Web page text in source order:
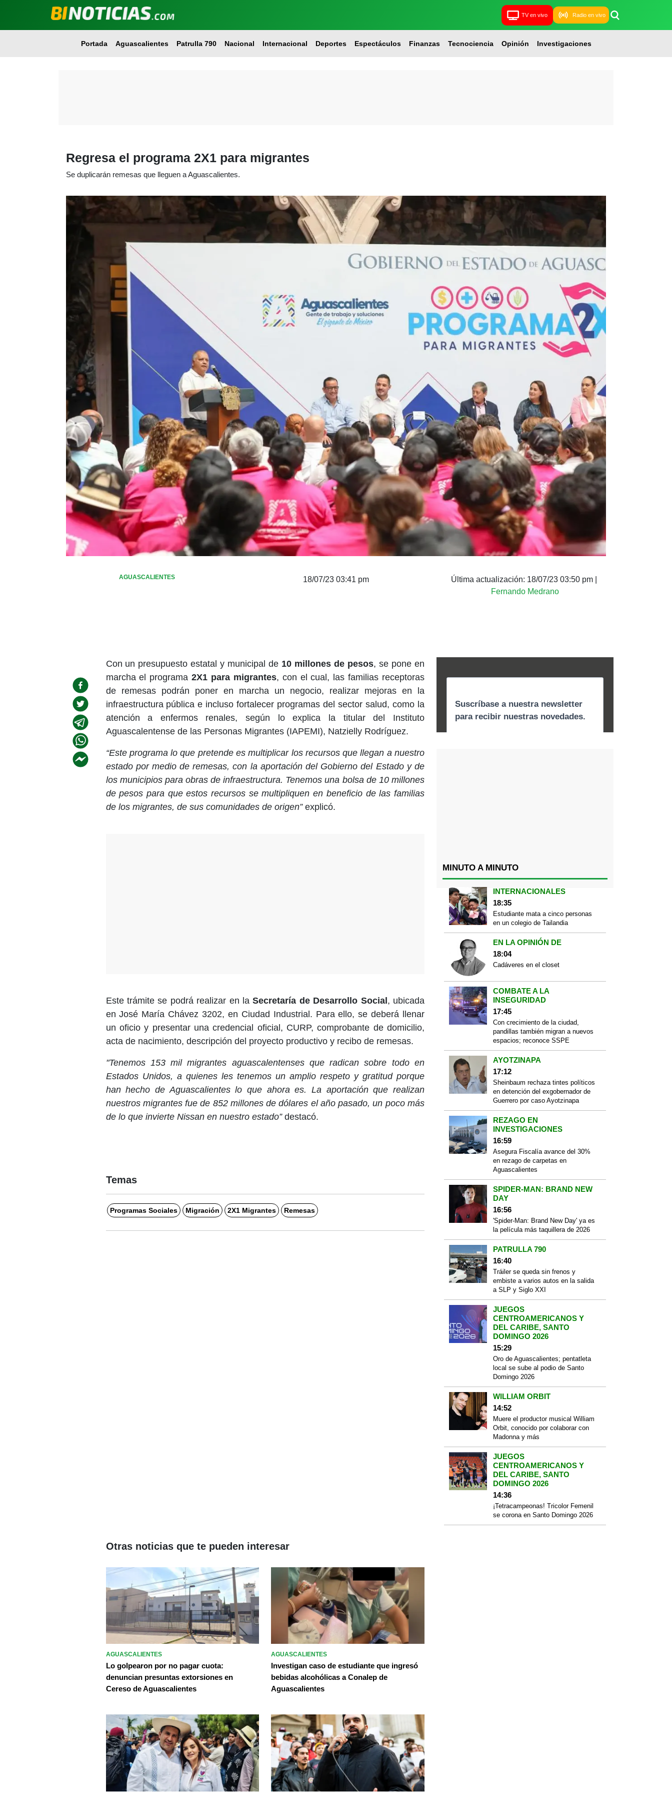
TV en vivo Radio en vivo
Portada Aguascalientes Patrulla 790 Nacional Internacional Deportes Espectáculos Finanzas Tecnociencia Opinión Investigaciones
Regresa el programa 2X1 para migrantes
Se duplicarán remesas que lleguen a Aguascalientes.
AGUASCALIENTES 18/07/23 03:41 pm Última actualización: 18/07/23 03:50 pm
Fernando Medrano
Con un presupuesto estatal y municipal de 10 millones de pesos, se pone en
marcha el programa2X1 para migrantes, con el cual, las familias receptoras
de remesas podrán poner en marcha un negocio, realizar mejoras en la
infraestructura pública e incluso fortalecer programas del sector salud, como la
atención a enfermos renales, según lo explica la titular del Instituto
Aguascalentense de las Personas Migrantes (IAPEMI), Natzielly Rodríguez.
“Este programa lo que pretende es multiplicar los recursos que llegan a nuestro
estado por medio de remesas, con la aportación del Gobierno del Estado y de
los municipios para obras de infraestructura. Tenemos una bolsa de 10 millones
de pesos para que estos recursos se multipliquen en beneficio de las familias
de los migrantes, de sus comunidades de origen”explicó.
Este trámite se podrá realizar en laSecretaría de Desarrollo Social , ubicada
en José María Chávez 3202, en Ciudad Industrial. Para ello, se deberá llenar
un oficio y presentar una credencial oficial, CURP, comprobante de domicilio,
acta de nacimiento, descripción del proyecto productivo y recibo de remesas.
"Tenemos 153 mil migrantes aguascalentenses que radican sobre todo en
Estados Unidos, a quienes les tenemos un amplio respeto y gratitud porque
han hecho de Aguascalientes lo que ahora es. La aportación que realizan
nuestros migrantes fue de 852 millones de dólares el año pasado, un poco más
de lo que invierte Nissan en nuestro estado”destacó.
Temas
Programas Sociales Migración 2X1 Migrantes Remesas
MINUTO A MINUTO
INTERNACIONALES
18:35
Estudiante mata a cinco personas
en un colegio de Tailandia
EN LA OPINIÓN DE
18:04
Cadáveres en el closet
COMBATE A LA
INSEGURIDAD
17:45
Con crecimiento de la ciudad,
pandillas también migran a nuevos
espacios; reconoce SSPE
AYOTZINAPA
17:12
Sheinbaum rechaza tintes políticos
en detención del exgobernador de
Guerrero por caso Ayotzinapa
REZAGO EN
INVESTIGACIONES
16:59
Asegura Fiscalía avance del 30%
en rezago de carpetas en
Aguascalientes
SPIDER-MAN: BRAND NEW
DAY
16:56
'Spider-Man: Brand New Day' ya es
la película más taquillera de 2026
PATRULLA 790
16:40
Tráiler se queda sin frenos y
embiste a varios autos en la salida
a SLP y Siglo XXI
JUEGOS
CENTROAMERICANOS Y
DEL CARIBE, SANTO
DOMINGO 2026
15:29
Oro de Aguascalientes; pentatleta
local se sube al podio de Santo
Domingo 2026
WILLIAM ORBIT
14:52
Muere el productor musical William
Orbit, conocido por colaborar con
Madonna y más
JUEGOS
CENTROAMERICANOS Y
DEL CARIBE, SANTO
DOMINGO 2026
14:36
¡Tetracampeonas! Tricolor Femenil
se corona en Santo Domingo 2026
Otras noticias que te pueden interesar
AGUASCALIENTES
Lo golpearon por no pagar cuota:
denuncian presuntas extorsiones en
Cereso de Aguascalientes
AGUASCALIENTES
Investigan caso de estudiante que ingresó
bebidas alcohólicas a Conalep de
Aguascalientes